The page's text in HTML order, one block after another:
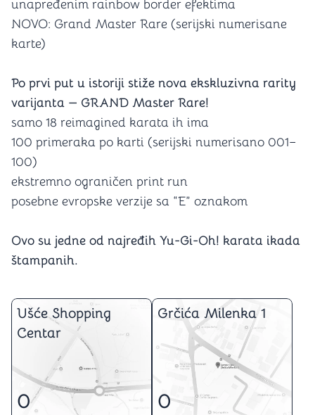
unapređenim rainbow border efektima
NOVO: Grand Master Rare (serijski numerisane
karte)
Po prvi put u istoriji stiže nova ekskluzivna rarity
varijanta — GRAND Master Rare!
samo 18 reimagined karata ih ima
100 primeraka po karti (serijski numerisano 001–
100)
ekstremno ograničen print run
posebne evropske verzije sa “E” oznakom
Ovo su jedne od najređih Yu-Gi-Oh! karata ikada
štampanih.
Ušće Shopping
Centar
0
Grčića Milenka 1
0